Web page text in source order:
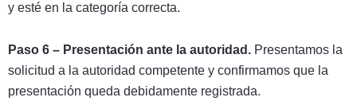
y esté en la categoría correcta.
Paso 6 – Presentación ante la autoridad. Presentamos la
solicitud a la autoridad competente y confirmamos que la
presentación queda debidamente registrada.